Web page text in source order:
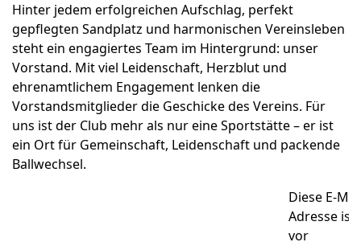
Hinter jedem erfolgreichen Aufschlag, perfekt
gepflegten Sandplatz und harmonischen Vereinsleben
steht ein engagiertes Team im Hintergrund: unser
Vorstand. Mit viel Leidenschaft, Herzblut und
ehrenamtlichem Engagement lenken die
Vorstandsmitglieder die Geschicke des Vereins. Für
uns ist der Club mehr als nur eine Sportstätte – er ist
ein Ort für Gemeinschaft, Leidenschaft und packende
Ballwechsel.
Diese E-
Adresse ist
vor